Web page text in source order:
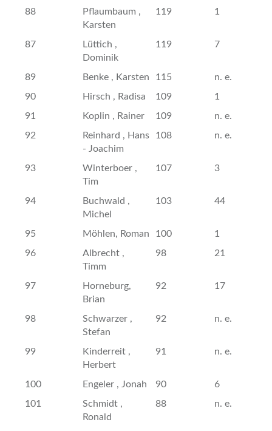
88
Pflaumbaum ,
Karsten
119 1
87
Lüttich ,
Dominik
119 7
89 Benke , Karsten 115
n. e.
90
Hirsch , Radisa 109
1
91
Koplin , Rainer 109
n. e.
92
Reinhard , Hans
- Joachim
108 n. e.
93
Winterboer ,
Tim
107 3
94
Buchwald ,
Michel
103 44
95 Möhlen, Roman 100
1
96
Albrecht ,
Timm
98 21
97
Horneburg,
Brian
92 17
98
Schwarzer ,
Stefan
92 n. e.
99
Kinderreit ,
Herbert
91 n. e.
100 Engeler , Jonah 90
6
101
Schmidt ,
Ronald
88 n. e.